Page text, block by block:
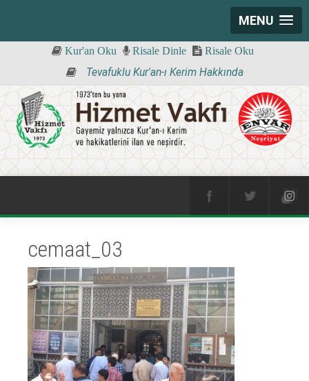
MENU
Kur'an Oku Risale Dinle Risale Oku
Tevafuklu Kur'an-ı Kerim Hakkında
cemaat_03